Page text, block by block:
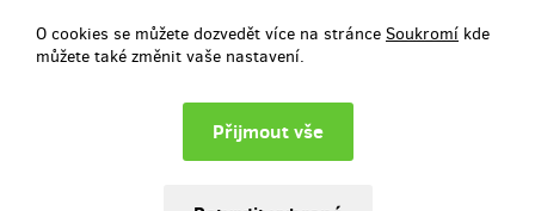
O cookies se můžete dozvedět více na stránce Soukromí kde
můžete také změnit vaše nastavení.